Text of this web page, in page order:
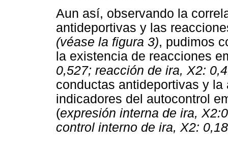
Aun así, observando la
antideportivas y las
(véase la figura 3), pudimos
la existencia de reacciones
0,527; reacción de ira, X2:
conductas antideportivas y
indicadores del autocontrol
(expresión interna de ira,
control interno de ira, X2: